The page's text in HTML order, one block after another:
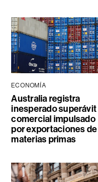
ECONOMÍA
Australia registra
inesperado superávit
comercial impulsado
por exportaciones de
materias primas